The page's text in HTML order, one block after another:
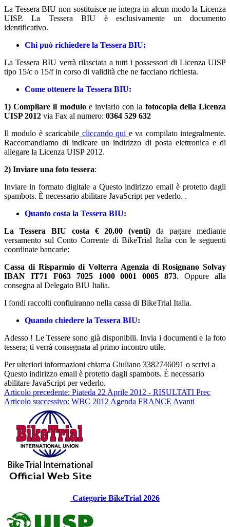
La Tessera BIU non sostituisce ne integra in alcun modo la Licenza
UISP. La Tessera BIU è esclusivamente un documento
identificativo.
Chi può richiedere la Tessera BIU:
La Tessera BIU verrà rilasciata a tutti i possessori di Licenza UISP
tipo 15/c o 15/f in corso di validità che ne facciano richiesta.
Come ottenere la Tessera BIU:
1) Compilare il moduloe inviarlo con la fotocopia della Licenza
UISP 2012 via Fax al numero: 0364 529 632
Il modulo è scaricabile cliccando qui e va compilato integralmente.
Raccomandiamo di indicare un indirizzo di posta elettronica e di
allegare la Licenza UISP 2012.
2) Inviare una foto tessera:
Inviare in formato digitale a Questo indirizzo email è protetto dagli
spambots. È necessario abilitare JavaScript per vederlo. .
Quanto costa la Tessera BIU:
La Tessera BIU costa € 20,00 (venti)da pagare mediante
versamento sul Conto Corrente di BikeTrial Italia con le seguenti
coordinate bancarie:
Cassa di Risparmio di Volterra Agenzia di Rosignano Solvay
IBAN IT71 F063 7025 1000 0001 0005 873. Oppure alla
consegna al Delegato BIU Italia.
I fondi raccolti confluiranno nella cassa di BikeTrial Italia.
Quando chiedere la Tessera BIU:
Adesso ! Le Tessere sono già disponibili. Invia i documenti e la foto
tessera; ti verrà consegnata al primo incontro utile.
Per ulteriori informazioni chiama Giuliano 3382746091 o scrivi a
Questo indirizzo email è protetto dagli spambots. È necessario
abilitare JavaScript per vederlo.
Articolo precedente: Piateda 22 Aprile 2012 - RISULTATI Prec
Articolo successivo: WBC 2012 Agenda FRANCE Avanti
Categorie BikeTrial 2026